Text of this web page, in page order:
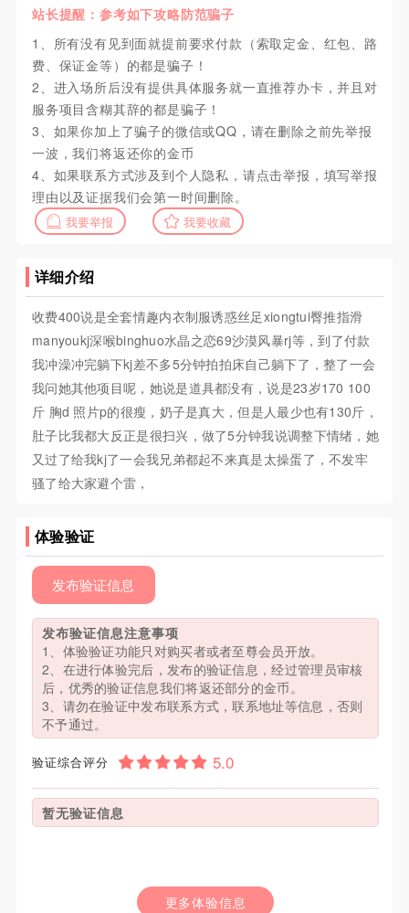
站长提醒：参考如下攻略防范骗子
1、所有没有见到面就提前要求付款（索取定金、红包、路
费、保证金等）的都是骗子！
2、进入场所后没有提供具体服务就一直推荐办卡，并且对
服务项目含糊其辞的都是骗子！
3、如果你加上了骗子的微信或QQ，请在删除之前先举报
一波，我们将返还你的金币
4、如果联系方式涉及到个人隐私，请点击举报，填写举报
理由以及证据我们会第一时间删除。
我要举报 我要收藏
详细介绍
收费400说是全套情趣内衣制服诱惑丝足xiongtui臀推指滑
manyoukj深喉binghuo水晶之恋69沙漠风暴rj等，到了付款
我冲澡冲完躺下kj差不多5分钟拍拍床自己躺下了，整了一会
我问她其他项目呢，她说是道具都没有，说是23岁170 100
斤 胸d 照片p的很瘦，奶子是真大，但是人最少也有130斤，
肚子比我都大反正是很扫兴，做了5分钟我说调整下情绪，她
又过了给我kj了一会我兄弟都起不来真是太操蛋了，不发牢
骚了给大家避个雷，
体验验证
发布验证信息
发布验证信息注意事项
1、体验验证功能只对购买者或者至尊会员开放。
2、在进行体验完后，发布的验证信息，经过管理员审核
后，优秀的验证信息我们将返还部分的金币。
3、请勿在验证中发布联系方式，联系地址等信息，否则
不予通过。
验证综合评分
暂无验证信息
更多体验信息